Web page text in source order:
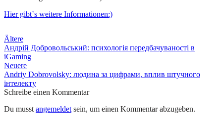
Hier gibt`s weitere Informationen:)
Beitragsnavigation
Ältere
Андрій Добровольський: психологія передбачуваності в
iGaming
Neuere
Andriy Dobrovolsky: людина за цифрами, вплив штучного
інтелекту
Schreibe einen Kommentar
Du musst angemeldet sein, um einen Kommentar abzugeben.